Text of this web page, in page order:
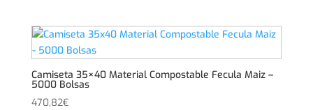
Camiseta 35×40 Material Compostable Fecula Maiz –
5000 Bolsas
470,82€